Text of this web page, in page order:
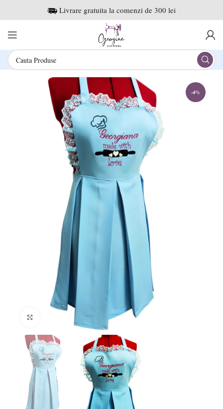
Livrare gratuita la comenzi de 300 lei
-4%
Click to enlarge